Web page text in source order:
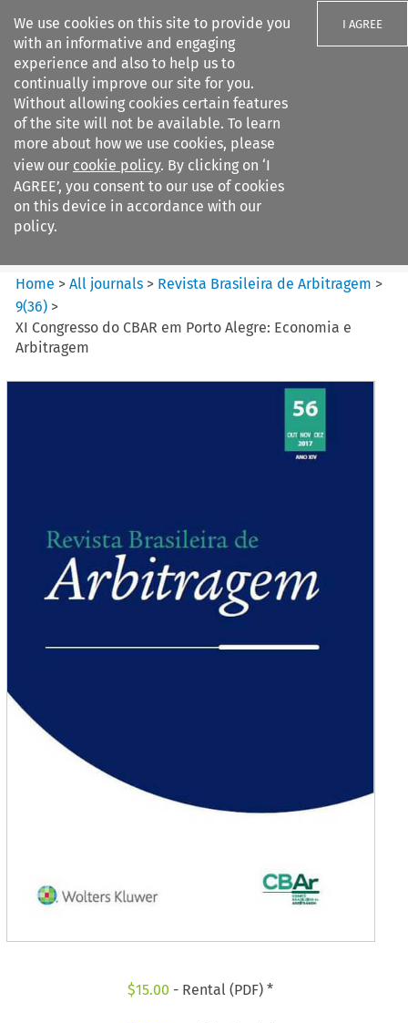
We use cookies on this site to provide you
with an informative and engaging
experience and also to help us to
continually improve our site for you.
Without allowing cookies certain features
of the site will not be available. To learn
more about how we use cookies, please
view our cookie policy. By clicking on ‘I
AGREE’, you consent to our use of cookies
on this device in accordance with our
policy.
I AGREE
Search filters
Revista Brasileira de
Arbitragem
Home >All journals > Revista Brasileira de Arbitragem >
9(36) >
XI Congresso do CBAR em Porto Alegre: Economia e
Arbitragem
$15.00 - Rental (PDF) *